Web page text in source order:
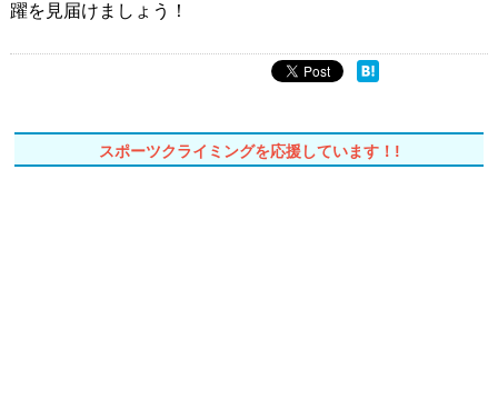
躍を見届けましょう！
スポーツクライミングを応援しています！!